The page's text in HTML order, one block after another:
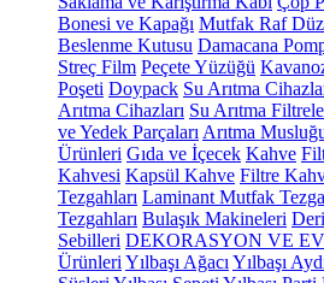
Bonesi ve Kapağı Mutfak Raf
Beslenme Kutusu Damacana
Streç Film Peçete Yüzüğü
Poşeti Doypack Su Arıtma
Arıtma Cihazları Su Arıtma
ve Yedek Parçaları Arıtma
Ürünleri Gıda ve İçecek Kahve
Kahvesi Kapsül Kahve Filtre
Tezgahları Laminant Mutfak
Tezgahları Bulaşık Makineleri
Sebilleri DEKORASYON VE
Ürünleri Yılbaşı Ağacı Yılbaşı